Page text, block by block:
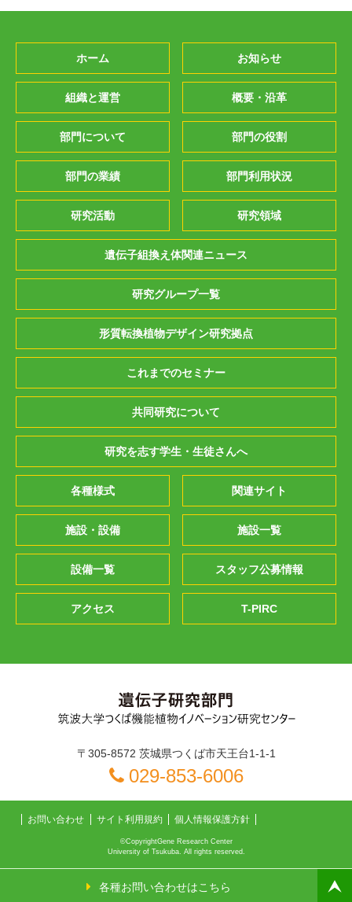
各種お問い合わせはこちら
ホーム お知らせ
組織と運営 概要・沿革
部門について 部門の役割
部門の業績 部門利用状況
研究活動 研究領域
遺伝子組換え体関連ニュース
研究グループ一覧
形質転換植物デザイン研究拠点
これまでのセミナー
共同研究について
研究を志す学生・生徒さんへ
各種様式 関連サイト
施設・設備 施設一覧
設備一覧 スタッフ公募情報
アクセス T-PIRC
〒305-8572 茨城県つくば市天王台1-1-1
029-853-6006
お問い合わせ サイト利用規約 個人情報保護方針
©CopyrightGene Research Center
University of Tsukuba. All rights reserved.